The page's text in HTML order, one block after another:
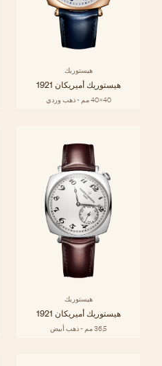
هيستوريك
هيستوريك أميريكان 1921
40x40 مم - ذهب وردي
هيستوريك
هيستوريك أميريكان 1921
36,5 مم - ذهب أبيض